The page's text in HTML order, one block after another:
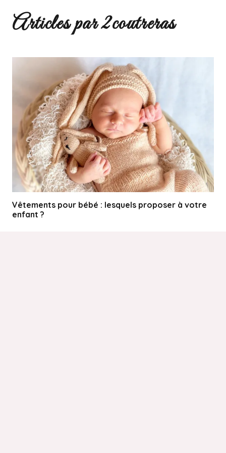
Articles par 2coutreras
Vêtements pour bébé : lesquels proposer à votre
enfant ?